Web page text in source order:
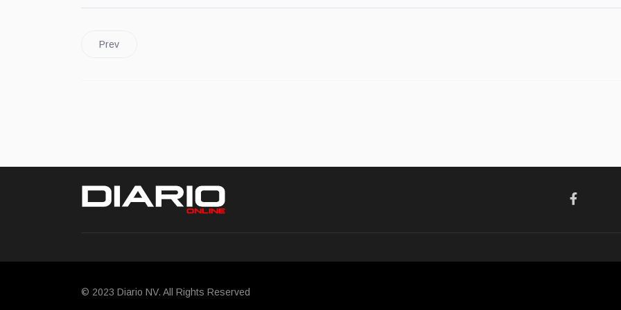
Prev
© 2023 Diario NV. All Rights Reserved